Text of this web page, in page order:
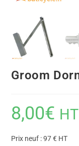
Groom
8,00€ HT
Prix neuf : 97 € HT